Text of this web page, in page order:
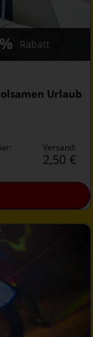
Urlaub
Rabatt
Versand:
2,50 €